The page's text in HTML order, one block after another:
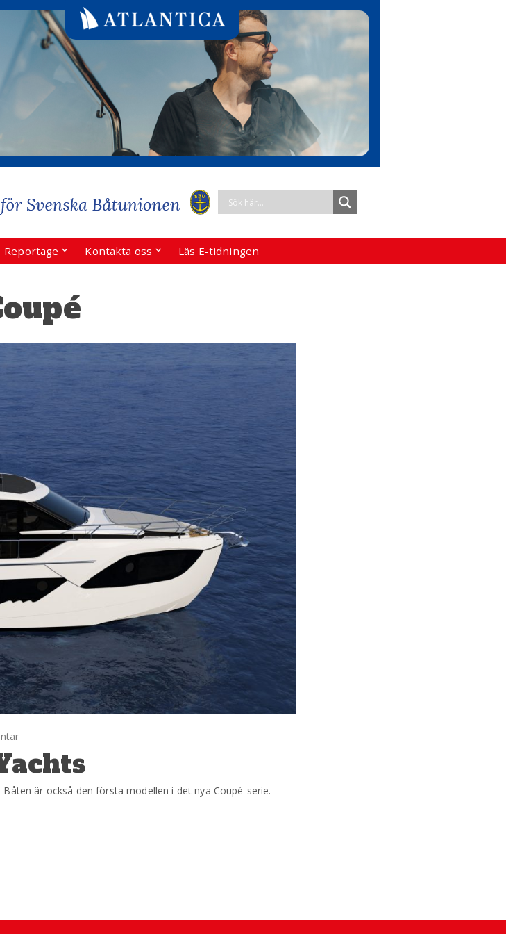
Reportage Kontakta oss Läs E-tidningen
är också den första modellen i det nya Coupé-serie.